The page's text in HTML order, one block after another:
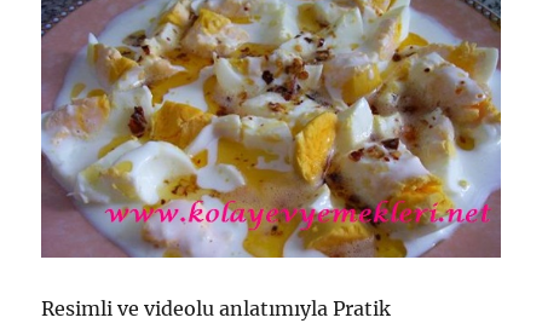
Resimli ve videolu anlatımıyla Pratik